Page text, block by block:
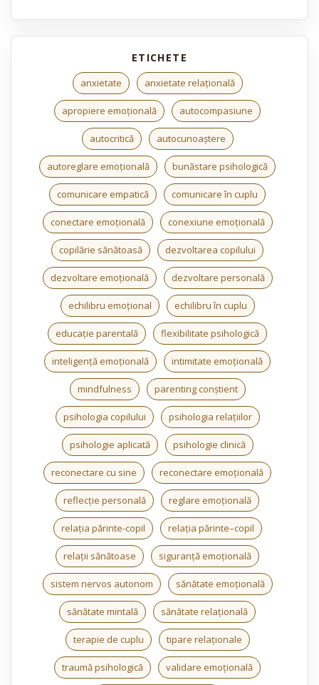
anxietate anxietate relațională
apropiere emoțională autocompasiune
autocritică autocunoaștere
autoreglare emoțională bunăstare psihologică
comunicare empatică comunicare în cuplu
conectare emoțională conexiune emoțională
copilărie sănătoasă dezvoltarea copilului
dezvoltare emoțională dezvoltare personală
echilibru emoțional echilibru în cuplu
educație parentală flexibilitate psihologică
inteligență emoțională intimitate emoțională
mindfulness parenting conștient
psihologia copilului psihologia relațiilor
psihologie aplicată psihologie clinică
reconectare cu sine reconectare emoțională
reflecție personală reglare emoțională
relația părinte-copil relația părinte–copil
relații sănătoase siguranță emoțională
sistem nervos autonom sănătate emoțională
sănătate mintală sănătate relațională
terapie de cuplu tipare relaționale
traumă psihologică validare emoțională